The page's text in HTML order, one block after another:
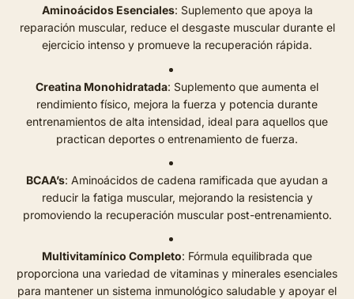
Aminoácidos Esenciales: Suplemento que apoya la
reparación muscular, reduce el desgaste muscular durante el
ejercicio intenso y promueve la recuperación rápida.
Creatina Monohidratada: Suplemento que aumenta el
rendimiento físico, mejora la fuerza y potencia durante
entrenamientos de alta intensidad, ideal para aquellos que
practican deportes o entrenamiento de fuerza.
BCAA’s: Aminoácidos de cadena ramificada que ayudan a
reducir la fatiga muscular, mejorando la resistencia y
promoviendo la recuperación muscular post-entrenamiento.
Multivitamínico Completo: Fórmula equilibrada que
proporciona una variedad de vitaminas y minerales esenciales
para mantener un sistema inmunológico saludable y apoyar el